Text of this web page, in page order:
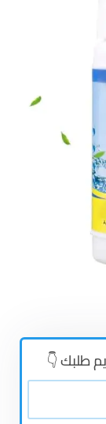
طلبك 👇